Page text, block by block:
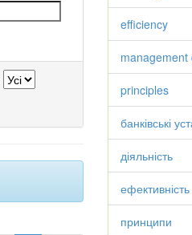
efficiency
management
principles
банківські
діяльність
ефективність
принципи